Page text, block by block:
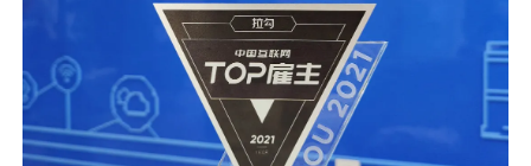
营销数盘
智能风控